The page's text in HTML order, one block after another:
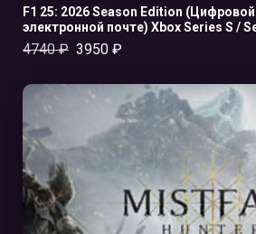
F1 25: 2026 Season Edition
электронной почте) Xbox Series S /
4740₽ 3950 ₽